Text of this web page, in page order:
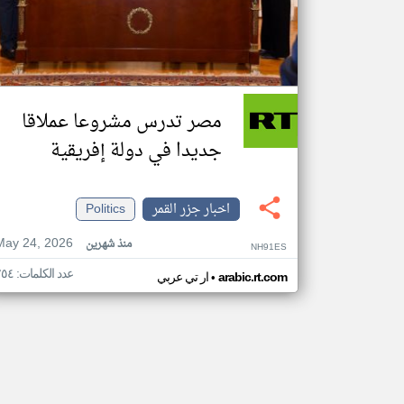
مصر تدرس مشروعا عملاقا
جديدا في دولة إفريقية
اخبار جزر القمر
Politics
24, 2026
منذ شهرين NH91ES
ار تي عربي• arabic.rt.com عدد الكلمات: ٢٥٤